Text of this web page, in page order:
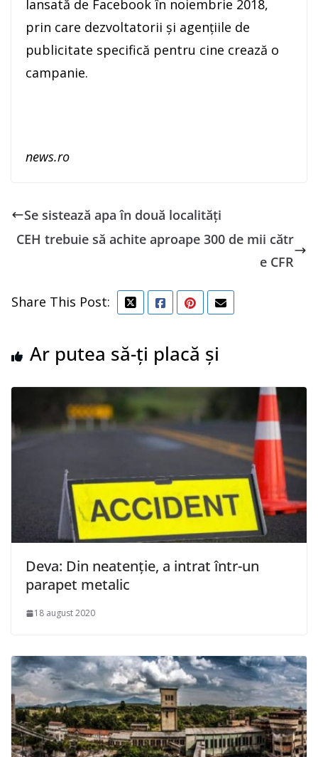
lansată de Facebook în noiembrie 2018,
prin care dezvoltatorii şi agenţiile de
publicitate specifică pentru cine crează o
campanie.
news.ro
Se sistează apa în două localități
CEH trebuie să achite aproape 300 de mii cătr
e CFR
Share This Post:
Ar putea să-ți placă și
Deva: Din neatenție, a intrat într-un
parapet metalic
18 august 2020